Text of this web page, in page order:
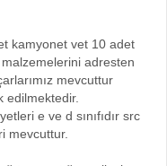
kamyonet vet 10 adet
adresten
mevcuttur
edilmektedir.
e ve d sınıfıdır src
mevcuttur.